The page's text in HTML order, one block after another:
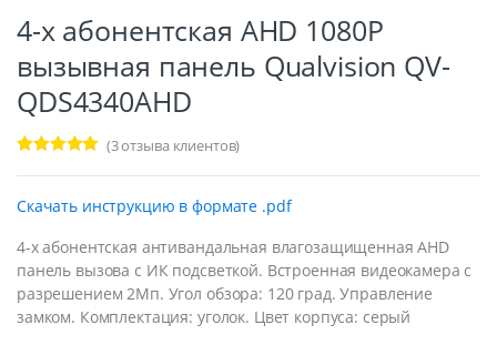
4-х абонентская AHD 1080P
вызывная панель Qualvision QV-
QDS4340AHD
5.00из 5 на
основе
опроса
ей
(3отзыва клиентов)
Скачать инструкцию в формате .pdf
4-х абонентская антивандальная влагозащищенная AHD
панель вызова с ИК подсветкой. Встроенная видеокамера с
разрешением 2Мп. Угол обзора: 120 град. Управление
замком. Комплектация: уголок. Цвет корпуса: серый